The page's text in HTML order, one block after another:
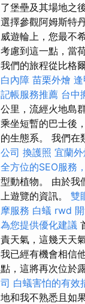
了堡壘及其場地之
選擇參觀阿姆斯特
威遊輪上，您最不
考慮到這一點，當
我們的旅程從比格
白內障 苗栗外燴
記帳服務推薦 台中
公里，流經火地島
乘坐短暫的巴士後
的生態系。 我們
公司 換護照 宜蘭外
全方位的SEO服務
型動植物。 由於我
上遊覽的資訊。 雙
摩服務 白蟻 rwd
為您提供優化建議
責天氣，這幾天天
我已經有機會相信
點，這將再次位於
司 白蟻害怕的有效
地和我不熟悉且如